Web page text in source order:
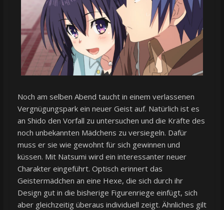
Noch am selben Abend taucht in einem verlassenen
Vergnügungspark ein neuer Geist auf. Natürlich ist es
an Shido den Vorfall zu untersuchen und die Kräfte des
noch unbekannten Mädchens zu versiegeln. Dafür
muss er sie wie gewohnt für sich gewinnen und
küssen. Mit Natsumi wird ein interessanter neuer
Charakter eingeführt. Optisch erinnert das
Geistermädchen an eine Hexe, die sich durch ihr
Design gut in die bisherige Figurenriege einfügt, sich
aber gleichzeitig überaus individuell zeigt. Ähnliches gilt